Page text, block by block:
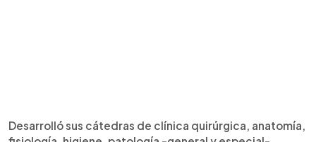
Desarrolló sus cátedras de clínica quirúrgica, anatomía,